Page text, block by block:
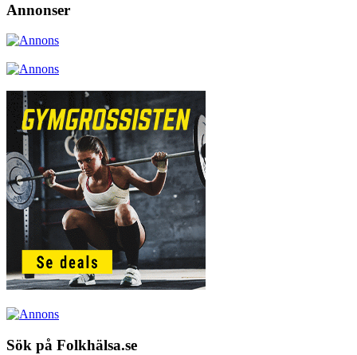
Annonser
Sök på Folkhälsa.se